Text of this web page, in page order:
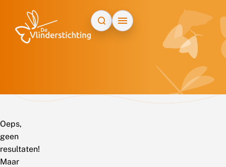
Oeps,
geen
resultaten!
Maar